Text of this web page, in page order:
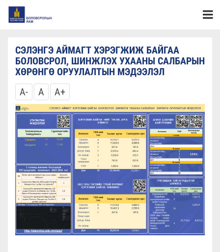
СЭЛЭНГЭ АЙМАГТ ХЭРЭГЖИЖ БАЙГАА
БОЛОВСРОЛ, ШИНЖЛЭХ УХААНЫ САЛБАРЫН
ХӨРӨНГӨ ОРУУЛАЛТЫН МЭДЭЭЛЭЛ
A-
A A+